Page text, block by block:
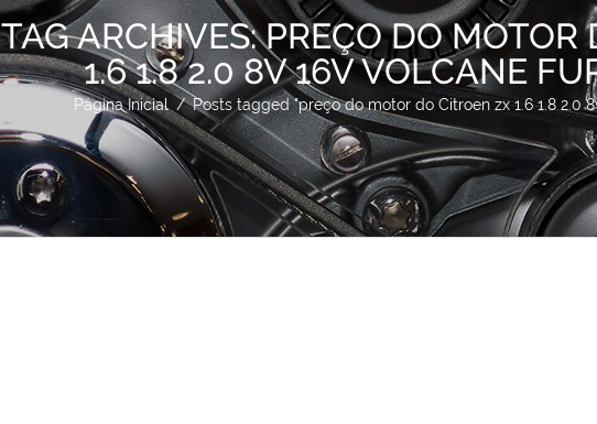
TAG ARCHIVES: PREÇO DO MOTOR
1.6 1.8 2.0 8V 16V VOLCANE
Página Inicial / Posts tagged "preço do motor do Citroen zx 1.6 1.8 2.0